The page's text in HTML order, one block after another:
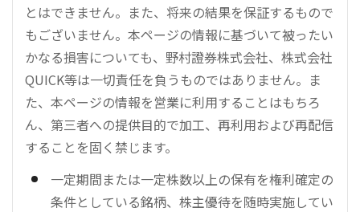
とはできません。また、将来の結果を保証するもので
もございません。本ページの情報に基づいて被ったい
かなる損害についても、野村證券株式会社、株式会社
QUICK等は一切責任を負うものではありません。ま
た、本ページの情報を営業に利用することはもちろ
ん、第三者への提供目的で加工、再利用および再配信
することを固く禁じます。
一定期間または一定株数以上の保有を権利確定の
条件としている銘柄、株主優待を随時実施してい